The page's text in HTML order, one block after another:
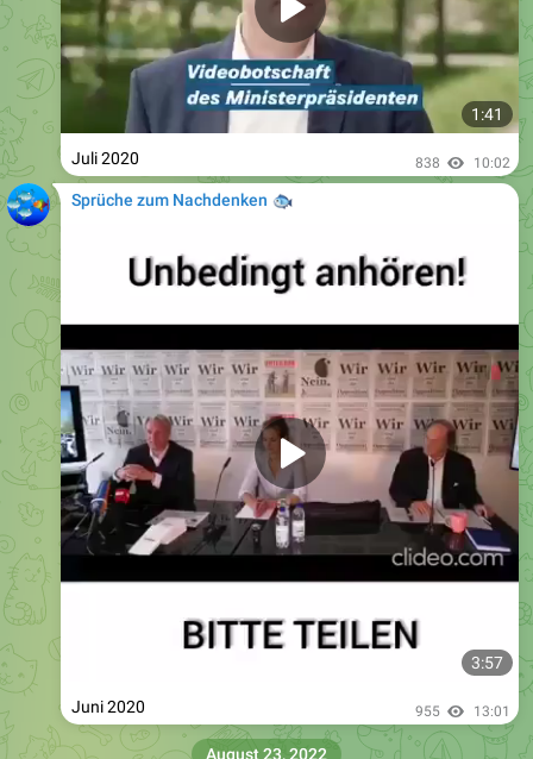
1:41
Juli 2020 838 10:02
Sprüche zum Nachdenken
🐟
3:57
Juni 2020 955 13:01